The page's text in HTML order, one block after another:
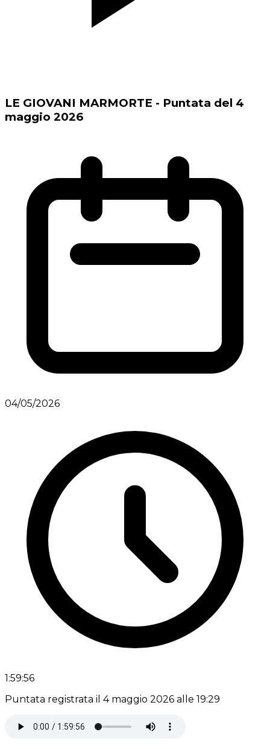
LE GIOVANI MARMORTE - Puntata del 4
maggio 2026
04/05/2026
1:59:56
Puntata registrata il 4 maggio 2026 alle 19:29